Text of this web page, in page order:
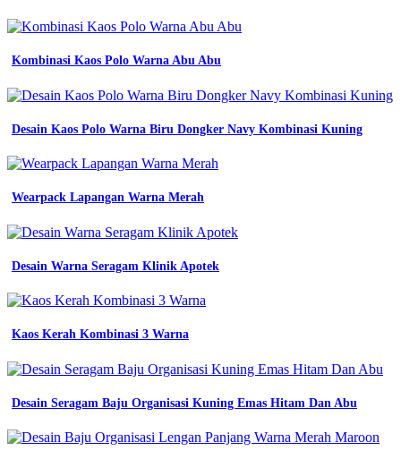
adem
jual
kaos
jersey
cowok
warna
emas
mewah
adem
fc
jersey
warna
jersey
biru
kuning
luncurkan
jersey
didominasi
emas
Kombinasi Kaos Polo Warna Abu Abu
Desain Kaos Polo Warna Biru Dongker Navy Kombinasi Kuning
Wearpack Lapangan Warna Merah
Desain Warna Seragam Klinik Apotek
Kaos Kerah Kombinasi 3 Warna
Desain Seragam Baju Organisasi Kuning Emas Hitam Dan Abu